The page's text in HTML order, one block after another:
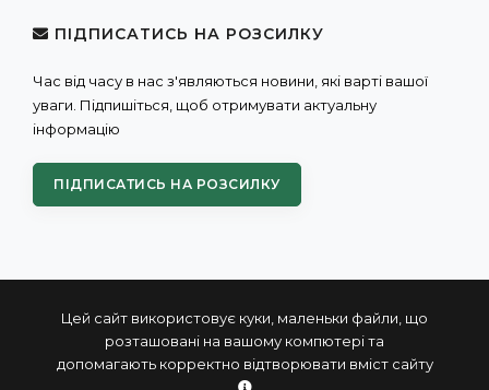
Цей сайт використовує куки, маленьки файли, що
розташовані на вашому компютері та
допомагають корректно відтворювати вміст сайту
ПІДПИСАТИСЬ НА РОЗСИЛКУ
Час від часу в нас з'являються новини, які варті вашої
уваги. Підпишіться, щоб отримувати актуальну
інформацію
ПІДПИСАТИСЬ НА РОЗСИЛКУ
© 2004 - 2026 ПРОКСИС™ - промислові комп'ютери та